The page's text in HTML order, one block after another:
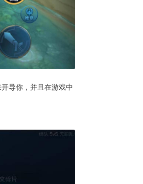
导你，并且在游戏中